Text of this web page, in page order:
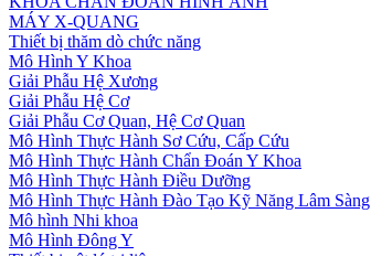
MÁY X-QUANG
Thiết bị thăm dò chức năng
Mô Hình Y Khoa
Giải Phẫu Hệ Xương
Giải Phẫu Hệ Cơ
Giải Phẫu Cơ Quan, Hệ Cơ Quan
Mô Hình Thực Hành Sơ Cứu, Cấp Cứu
Mô Hình Thực Hành Chẩn Đoán Y Khoa
Mô Hình Thực Hành Điều Dưỡng
Mô Hình Thực Hành Đào Tạo Kỹ Năng Lâm Sàng
Mô hình Nhi khoa
Mô Hình Đông Y